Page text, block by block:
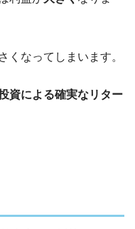
くなってしまいます。
資による確実なリター